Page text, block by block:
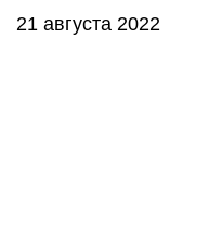
21 августа 2022